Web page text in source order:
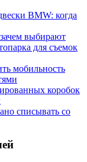
BMW: когда
выбирают
для съемок
мобильность
коробок
списывать со